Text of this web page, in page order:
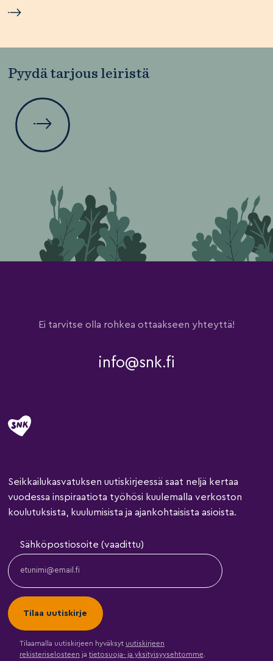
Pyydä tarjous leiristä
Ei tarvitse olla rohkea ottaakseen yhteyttä!
info@snk.fi
Seikkailukasvatuksen uutiskirjeessä saat neljä kertaa
vuodessa inspiraatiota työhösi kuulemalla verkoston
koulutuksista, kuulumisista ja ajankohtaisista asioista.
Sähköpostiosoite (vaadittu)
Tilaamalla uutiskirjeen hyväksyt uutiskirjeen
rekisteriselosteen ja tietosuoja- ja yksityisyysehtomme.